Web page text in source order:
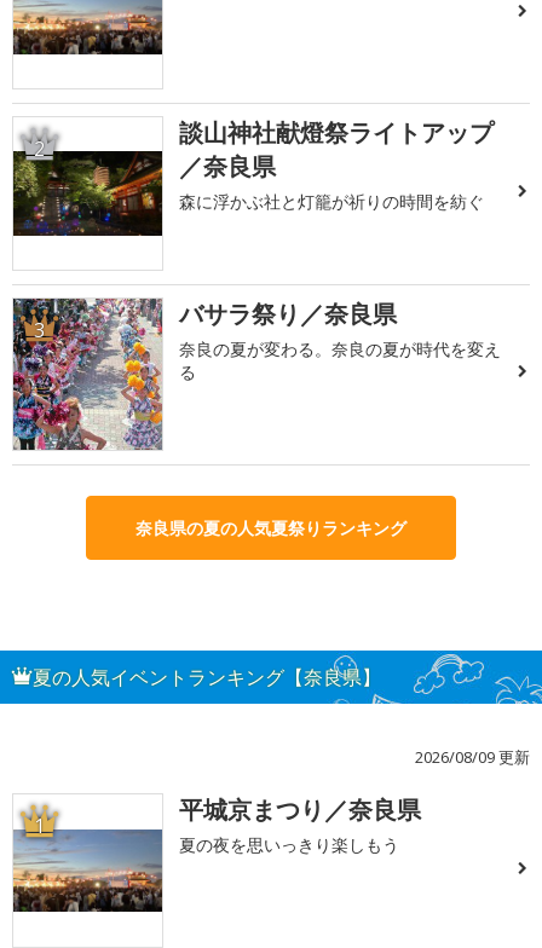
2
談山神社献燈祭ライトアップ
／奈良県
森に浮かぶ社と灯籠が祈りの時間を紡ぐ
3 バサラ祭り／奈良県
奈良の夏が変わる。奈良の夏が時代を変え
る
奈良県の夏の人気夏祭りランキング
夏の人気イベントランキング【奈良県】
2026/08/09 更新
1 平城京まつり／奈良県
夏の夜を思いっきり楽しもう